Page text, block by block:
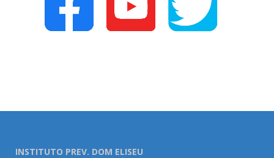
INSTITUTO PREV. DOM ELISEU